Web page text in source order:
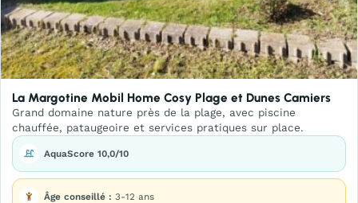
La Margotine Mobil Home Cosy Plage et Dunes Camiers
Grand domaine nature près de la plage, avec piscine
chauffée, pataugeoire et services pratiques sur place.
AquaScore 10,0/10
Âge conseillé : 3-12 ans